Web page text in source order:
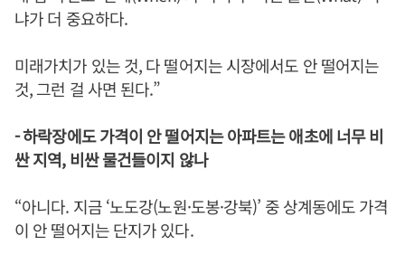
냐가 더 중요하다.
미래가치가 있는 것, 다 떨어지는 시장에서도 안 떨어지는
것, 그런 걸 사면 된다.”
- 하락장에도 가격이 안 떨어지는 아파트는 애초에 너무 비
싼 지역, 비싼 물건들이지 않나
“아니다. 지금 ‘노도강(노원·도봉·강북)’ 중 상계동에도 가격
이 안 떨어지는 단지가 있다.